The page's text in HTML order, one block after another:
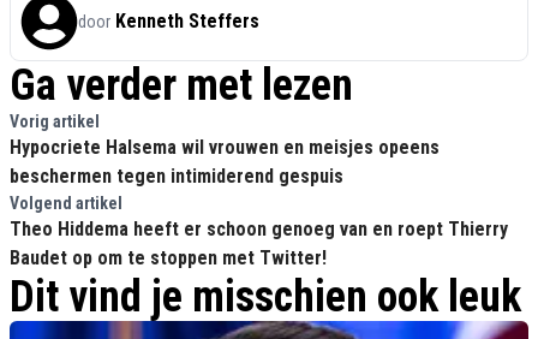
door Kenneth Steffers
Ga verder met lezen
Vorig artikel
Hypocriete Halsema wil vrouwen en meisjes opeens
beschermen tegen intimiderend gespuis
Volgend artikel
Theo Hiddema heeft er schoon genoeg van en roept Thierry
Baudet op om te stoppen met Twitter!
Dit vind je misschien ook leuk